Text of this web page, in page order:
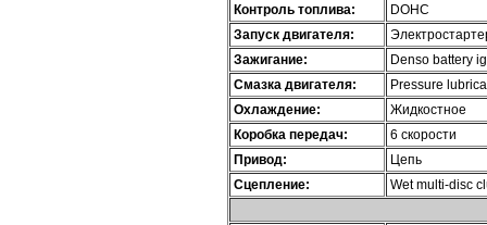
Контроль топлива:
DOHC
Запуск двигателя:
Зажигание:
Denso battery
Смазка двигателя:
Pressure
Охлаждение:
Жидкостное
Коробка передач:
6 скорости
Привод:
Цепь
Сцепление:
Wet multi-disc